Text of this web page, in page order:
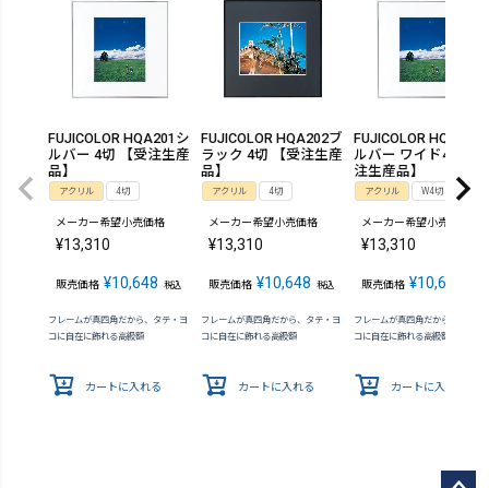
FUJICOLOR HQA201シ
ルバー 4切 【受注生産
品】
アクリル 4切
メーカー希望小売価格
¥13,310
販売価格 ¥10,648 税込
フレームが真四角だから、タテ・ヨ
コに自在に飾れる高級額
カートに入れる
FUJICOLOR HQA202ブ
ラック 4切 【受注生産
品】
アクリル 4切
メーカー希望小売価格
¥13,310
販売価格 ¥10,648 税込
フレームが真四角だから、タテ・ヨ
コに自在に飾れる高級額
カートに入れる
FUJICOLOR HQA201
ルバー ワイド4切 【
注生産品】
アクリル W4切
メーカー希望小売価格
¥13,310
販売価格 ¥10,648
フレームが真四角だから、タテ・
コに自在に飾れる高級額
カートに入れる